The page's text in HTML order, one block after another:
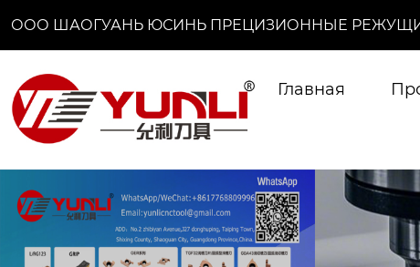
ООО ШАОГУАНЬ ЮСИНЬ ПРЕЦИЗИОННЫЕ
Главная